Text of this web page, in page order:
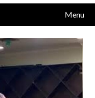
Menu